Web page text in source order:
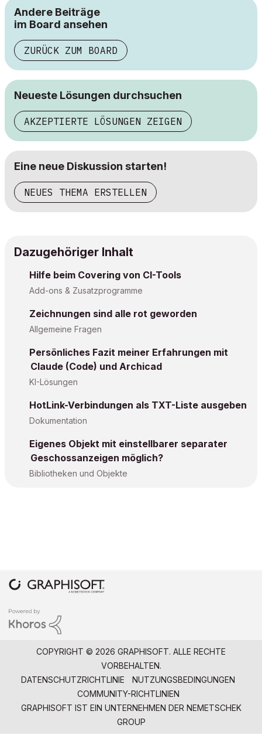
Andere Beiträge
im Board ansehen
ZURÜCK ZUM BOARD
Neueste Lösungen durchsuchen
AKZEPTIERTE LÖSUNGEN ZEIGEN
Eine neue Diskussion starten!
NEUES THEMA ERSTELLEN
Dazugehöriger Inhalt
Hilfe beim Covering von CI-Tools
Add-ons & Zusatzprogramme
Zeichnungen sind alle rot geworden
Allgemeine Fragen
Persönliches Fazit meiner Erfahrungen mit
Claude (Code) und Archicad
KI-Lösungen
HotLink-Verbindungen als TXT-Liste ausgeben
Dokumentation
Eigenes Objekt mit einstellbarer separater
Geschossanzeigen möglich?
Bibliotheken und Objekte
COPYRIGHT © 2026 GRAPHISOFT. ALLE RECHTE
VORBEHALTEN.
DATENSCHUTZRICHTLINIE
NUTZUNGSBEDINGUNGEN
COMMUNITY-RICHTLINIEN
GRAPHISOFT IST EIN UNTERNEHMEN DER NEMETSCHEK
GROUP